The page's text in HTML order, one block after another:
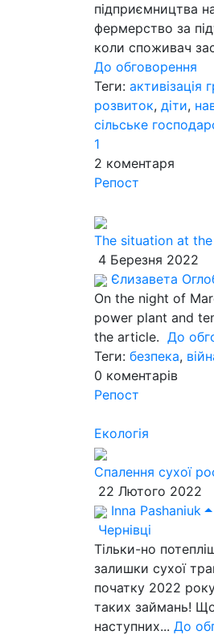
підприємництва
фермерство за
коли споживач
До обговорення
Теги: активізація
розвиток, діти,
сільське
1
2 коментаря
Репост
The situation at
4 Березня 2022
Єлизавета
On the night of
power plant and
the article. До
Теги: безпека,
0 коментарів
Репост
Екологія
Спалення сухої
22 Лютого 2022
Inna Pashaniuk
Чернівці
Тільки-но
залишки сухої
початку 2022
таких займань!
наступних... До